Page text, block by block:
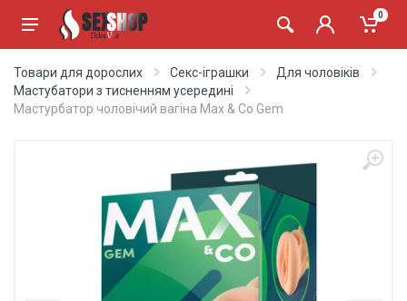
0
Товари для дорослих Секс-іграшки
Для чоловіків
Мастубатори з тисненням усередині
Мастурбатор чоловічий вагіна Max & Co Gem